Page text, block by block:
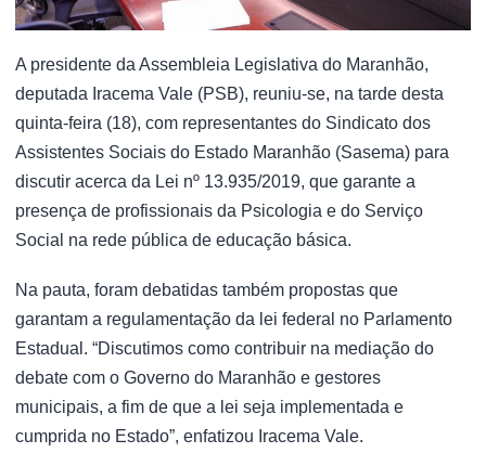
A presidente da Assembleia Legislativa do Maranhão,
deputada Iracema Vale (PSB), reuniu-se, na tarde desta
quinta-feira (18), com representantes do Sindicato dos
Assistentes Sociais do Estado Maranhão (Sasema) para
discutir acerca da Lei nº 13.935/2019, que garante a
presença de profissionais da Psicologia e do Serviço
Social na rede pública de educação básica.
Na pauta, foram debatidas também propostas que
garantam a regulamentação da lei federal no Parlamento
Estadual. “Discutimos como contribuir na mediação do
debate com o Governo do Maranhão e gestores
municipais, a fim de que a lei seja implementada e
cumprida no Estado”, enfatizou Iracema Vale.